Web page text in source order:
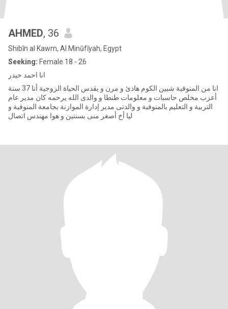
AHMED, 36
Shibīn al Kawm, Al Minūfīyah, Egypt
Seeking: Female 18 - 26
انا احمد حيدر
انا من المنوفية شبين الكوم هادئ و مرن و يقدس الحياة الزوجية أنا 37 سنة
أعزب مخلص حاسبات و معلومات طنطا و والدى الله يرحمه كان مدير عام
التربية و التعليم بالمنوفية و والدتى مدير إدارة الموازنة بجامعة المنوفية و
ليا أخ أصغر منى بسنتين و هوا مهندس اتصال